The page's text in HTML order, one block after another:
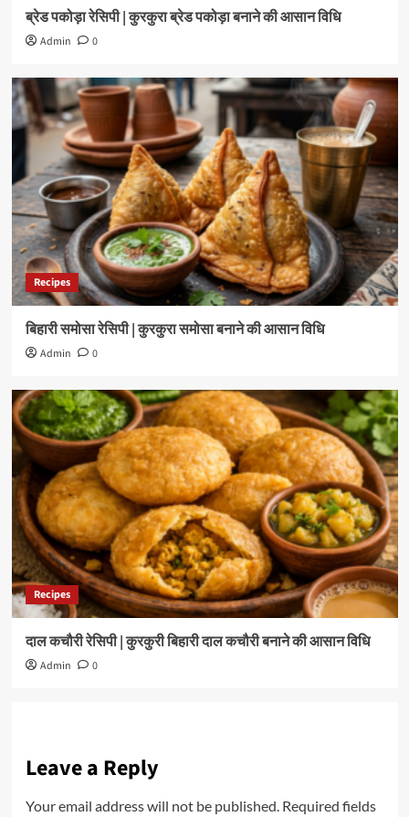
ब्रेड पकोड़ा रेसिपी | कुरकुरा ब्रेड पकोड़ा बनाने की आसान विधि
Admin 0
Recipes
बिहारी समोसा रेसिपी | कुरकुरा समोसा बनाने की आसान विधि
Admin 0
Recipes
दाल कचौरी रेसिपी | कुरकुरी बिहारी दाल कचौरी बनाने की आसान विधि
Admin 0
Leave a Reply
Your email address will not be published. Required fields